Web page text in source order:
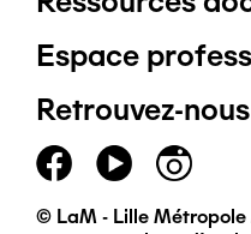
Pied
de
page
principal
Espace
Retrouvez-
© LaM - Lille